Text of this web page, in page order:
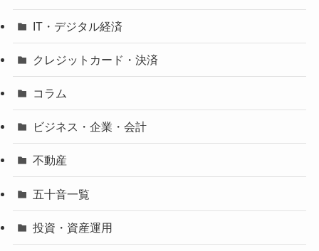
IT・デジタル経済
クレジットカード・決済
コラム
ビジネス・企業・会計
不動産
五十音一覧
投資・資産運用